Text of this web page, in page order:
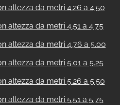
altezza da metri 4.26 a 4.50
altezza da metri 4.51 a 4.75
altezza da metri 4.76 a 5.00
altezza da metri 5.01 a 5.25
altezza da metri 5.26 a 5.50
altezza da metri 5.51 a 5.75